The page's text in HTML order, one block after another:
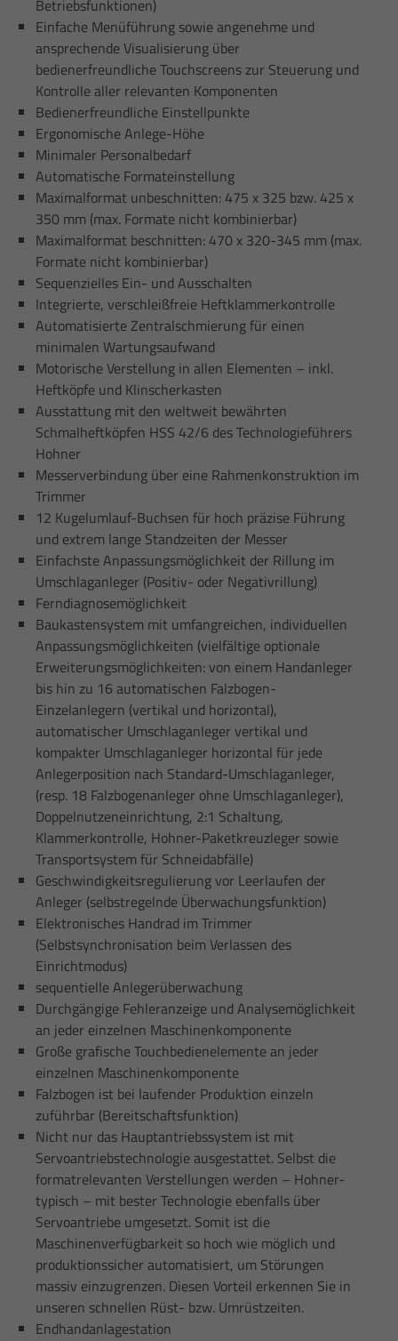
Betriebsfunktionen)
Einfache Menüführung sowie angenehme und
ansprechende Visualisierung über
bedienerfreundliche Touchscreens zur Steuerung und
Kontrolle aller relevanten Komponenten
Bedienerfreundliche Einstellpunkte
Ergonomische Anlege-Höhe
Minimaler Personalbedarf
Automatische Formateinstellung
Maximalformat unbeschnitten: 475 x 325 bzw. 425 x
350 mm (max. Formate nicht kombinierbar)
Maximalformat beschnitten: 470 x 320-345 mm (max.
Formate nicht kombinierbar)
Sequenzielles Ein- und Ausschalten
Integrierte, verschleißfreie Heftklammerkontrolle
Automatisierte Zentralschmierung für einen
minimalen Wartungsaufwand
Motorische Verstellung in allen Elementen – inkl.
Heftköpfe und Klinscherkasten
Ausstattung mit den weltweit bewährten
Schmalheftköpfen HSS 42/6 des Technologieführers
Hohner
Messerverbindung über eine Rahmenkonstruktion im
Trimmer
12 Kugelumlauf-Buchsen für hoch präzise Führung
und extrem lange Standzeiten der Messer
Einfachste Anpassungsmöglichkeit der Rillung im
Umschlaganleger (Positiv- oder Negativrillung)
Ferndiagnosemöglichkeit
Baukastensystem mit umfangreichen, individuellen
Anpassungsmöglichkeiten (vielfältige optionale
Erweiterungsmöglichkeiten: von einem Handanleger
bis hin zu 16 automatischen Falzbogen-
Einzelanlegern (vertikal und horizontal),
automatischer Umschlaganleger vertikal und
kompakter Umschlaganleger horizontal für jede
Anlegerposition nach Standard-Umschlaganleger,
(resp. 18 Falzbogenanleger ohne Umschlaganleger),
Doppelnutzeneinrichtung, 2:1 Schaltung,
Klammerkontrolle, Hohner-Paketkreuzleger sowie
Transportsystem für Schneidabfälle)
Geschwindigkeitsregulierung vor Leerlaufen der
Anleger (selbstregelnde Überwachungsfunktion)
Elektronisches Handrad im Trimmer
(Selbstsynchronisation beim Verlassen des
Einrichtmodus)
sequentielle Anlegerüberwachung
Durchgängige Fehleranzeige und Analysemöglichkeit
an jeder einzelnen Maschinenkomponente
Große grafische Touchbedienelemente an jeder
einzelnen Maschinenkomponente
Falzbogen ist bei laufender Produktion einzeln
zuführbar (Bereitschaftsfunktion)
Nicht nur das Hauptantriebssystem ist mit
Servoantriebstechnologie ausgestattet. Selbst die
formatrelevanten Verstellungen werden – Hohner-
typisch – mit bester Technologie ebenfalls über
Servoantriebe umgesetzt. Somit ist die
Maschinenverfügbarkeit so hoch wie möglich und
produktionssicher automatisiert, um Störungen
massiv einzugrenzen. Diesen Vorteil erkennen Sie in
unseren schnellen Rüst- bzw. Umrüstzeiten.
Endhandanlagestation